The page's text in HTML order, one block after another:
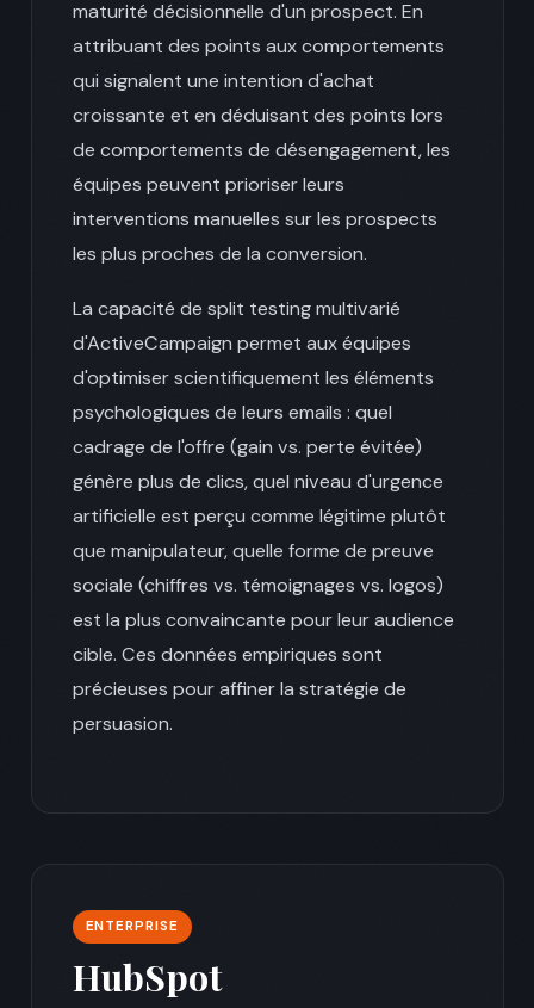
maturité décisionnelle d'un prospect. En
attribuant des points aux comportements
qui signalent une intention d'achat
croissante et en déduisant des points lors
de comportements de désengagement, les
équipes peuvent prioriser leurs
interventions manuelles sur les prospects
les plus proches de la conversion.
La capacité de split testing multivarié
d'ActiveCampaign permet aux équipes
d'optimiser scientifiquement les éléments
psychologiques de leurs emails : quel
cadrage de l'offre (gain vs. perte évitée)
génère plus de clics, quel niveau d'urgence
artificielle est perçu comme légitime plutôt
que manipulateur, quelle forme de preuve
sociale (chiffres vs. témoignages vs. logos)
est la plus convaincante pour leur audience
cible. Ces données empiriques sont
précieuses pour affiner la stratégie de
persuasion.
ENTERPRISE
HubSpot